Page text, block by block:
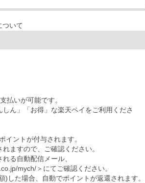
払いが可能です。
ん」「お得」な楽天ペイをご利用くださ
イントが付与されます。
ますので、ご確認ください。
る自動配信メール、
mych/＞にてご確認ください。
した場合、自動でポイントが返還されます。